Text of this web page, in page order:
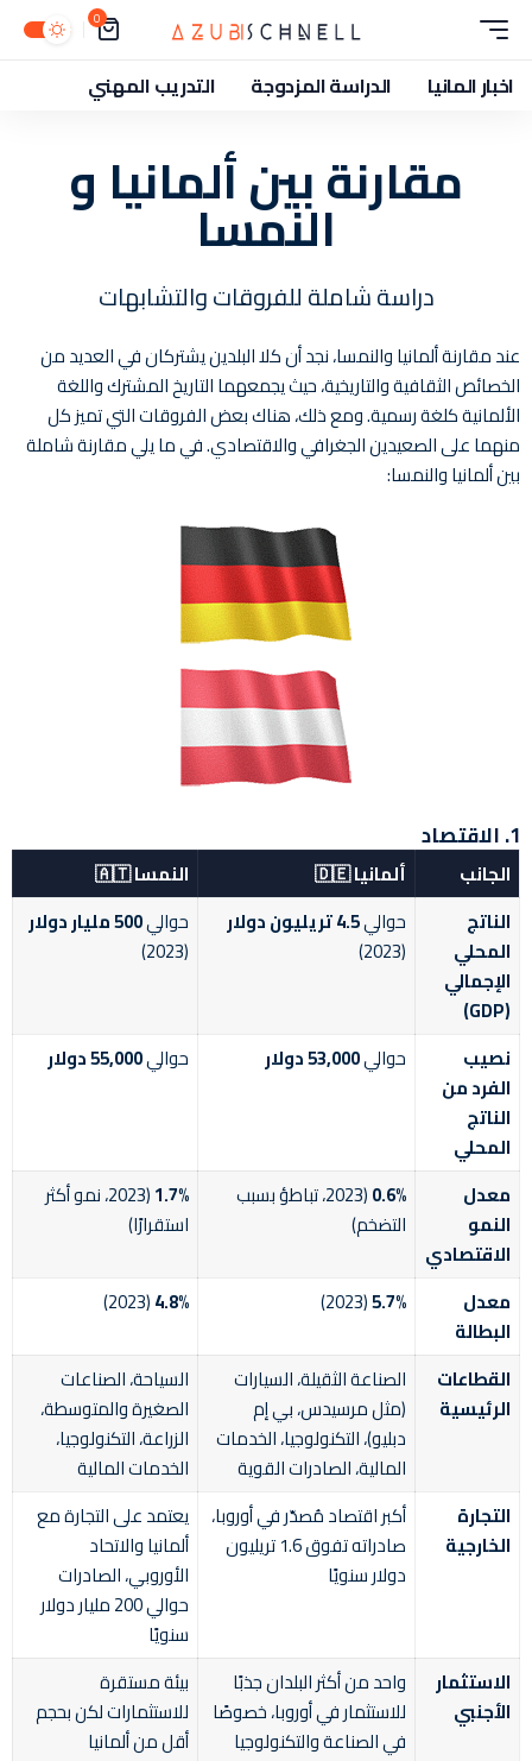
0
اخبار المانيا الدراسة المزدوجة التدريب المهني
مقارنة بين ألمانيا و
النمسا
دراسة شاملة للفروقات والتشابهات
عند مقارنة ألمانيا والنمسا، نجد أن كلا البلدين يشتركان في العديد من
الخصائص الثقافية والتاريخية، حيث يجمعهما التاريخ المشترك واللغة
الألمانية كلغة رسمية. ومع ذلك، هناك بعض الفروقات التي تميز كل
منهما على الصعيدين الجغرافي والاقتصادي. في ما يلي مقارنة شاملة
بين ألمانيا والنمسا:
1. الاقتصاد
الجانب ألمانيا 🇩🇪
النمسا 🇦🇹
الناتج
المحلي
الإجمالي
(GDP)
حوالي4.5 تريليون دولار
(2023)
حوالي500 مليار دولار
(2023)
نصيب
الفرد من
الناتج
المحلي
حوالي53,000 دولار حوالي55,000 دولار
معدل
النمو
الاقتصادي
0.6%
(2023، تباطؤ بسبب
التضخم)
1.7%
(2023، نمو أكثر
استقرارًا)
معدل
البطالة
5.7%
(2023)
4.8%
(2023)
القطاعات
الرئيسية
الصناعة الثقيلة، السيارات
(مثل مرسيدس، بي إم
دبليو)، التكنولوجيا، الخدمات
المالية، الصادرات القوية
السياحة، الصناعات
الصغيرة والمتوسطة،
الزراعة، التكنولوجيا،
الخدمات المالية
التجارة
الخارجية
أكبر اقتصاد مُصدّر في أوروبا،
صادراته تفوق 1.6 تريليون
دولار سنويًا
يعتمد على التجارة مع
ألمانيا والاتحاد
الأوروبي، الصادرات
حوالي 200 مليار دولار
سنويًا
الاستثمار
الأجنبي
واحد من أكثر البلدان جذبًا
للاستثمار في أوروبا، خصوصًا
في الصناعة والتكنولوجيا
بيئة مستقرة
للاستثمارات لكن بحجم
أقل من ألمانيا